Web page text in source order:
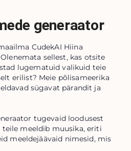
generaator
CudekAI Hiina
sellest, kas otsite
lugematuid valikuid teie
erilist? Meie põlisameerika
sügavat pärandit ja
tugevaid loodusest
meeldib muusika, eriti
meeldejäävaid nimesid, mis